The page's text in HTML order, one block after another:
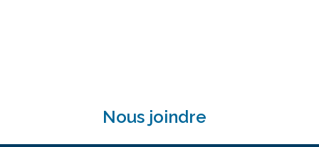
Nous joindre